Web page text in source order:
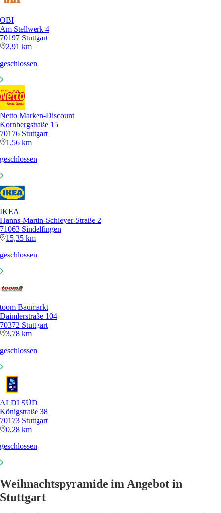
OBI
Am Stellwerk 4
70197 Stuttgart
2,91 km
geschlossen
Netto Marken-Discount
Kornbergstraße 15
70176 Stuttgart
1,56 km
geschlossen
IKEA
Hanns-Martin-Schleyer-Straße 2
71063 Sindelfingen
15,35 km
geschlossen
toom Baumarkt
Daimlerstraße 104
70372 Stuttgart
3,78 km
geschlossen
ALDI SÜD
Königstraße 38
70173 Stuttgart
0,28 km
geschlossen
Weihnachtspyramide im Angebot in
Stuttgart